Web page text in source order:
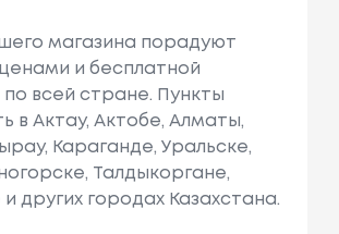
магазина порадуют
и бесплатной
всей стране. Пункты
в Актау, Актобе, Алматы,
Караганде, Уральске,
Талдыкоргане,
других городах Казахстана.